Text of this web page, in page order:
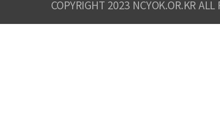
COPYRIGHT 2023 NCYOK.OR.KR ALL